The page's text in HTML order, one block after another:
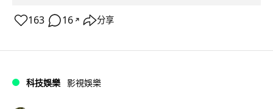
163 16 ↗ 分享
科技娛樂 影視娛樂